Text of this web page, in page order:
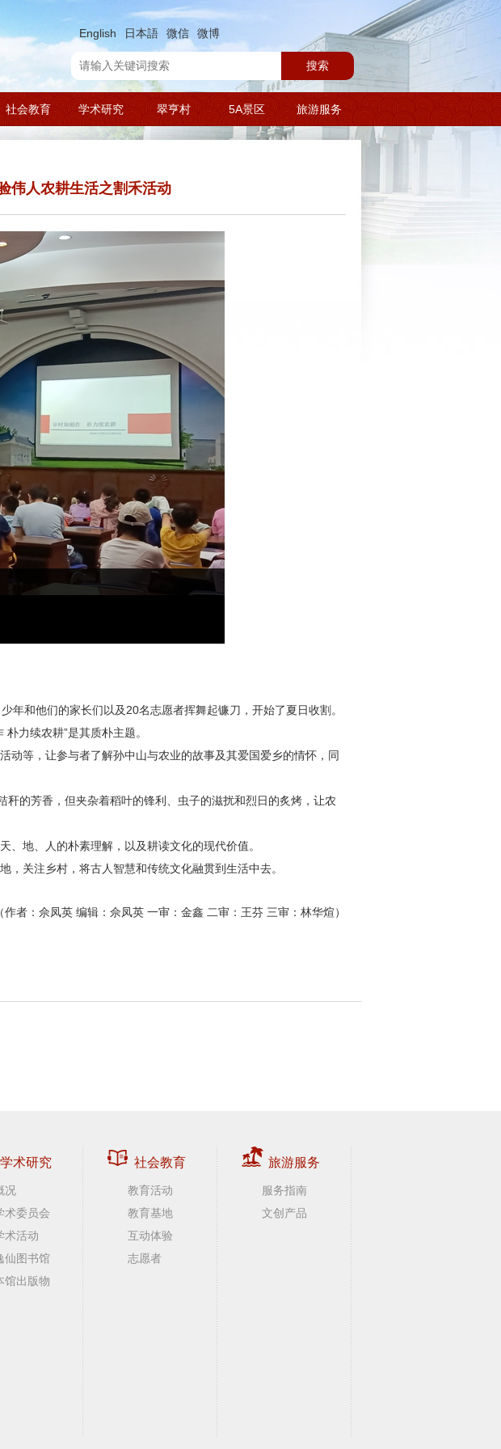
English 日本語 微信 微博
搜索
社会教育 学术研究 翠亨村 5A景区 旅游服务
人农耕生活之割禾活动
和他们的家长们以及20名志愿者挥舞起镰刀，开始了夏日收割。
力续农耕”是其质朴主题。
动等，让参与者了解孙中山与农业的故事及其爱国爱乡的情怀，同
的芳香，但夹杂着稻叶的锋利、虫子的滋扰和烈日的炙烤，让农
地、人的朴素理解，以及耕读文化的现代价值。
关注乡村，将古人智慧和传统文化融贯到生活中去。
（作者：佘凤英 编辑：佘凤英 一审：金鑫 二审：王芬 三审：林华煊）
学术研究
况
术委员会
术活动
仙图书馆
馆出版物
社会教育
教育活动
教育基地
互动体验
志愿者
旅游服务
服务指南
文创产品